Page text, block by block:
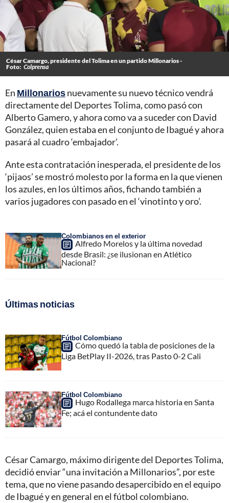
César Camargo, presidente del Tolima en un partido Millonarios -
Foto: Colprensa
En Millonariosnuevamente su nuevo técnico vendrá
directamente del Deportes Tolima, como pasó con
Alberto Gamero, y ahora como va a suceder con David
González, quien estaba en el conjunto de Ibagué y ahora
pasará al cuadro ‘embajador’.
Ante esta contratación inesperada, el presidente de los
‘pijaos’ se mostró molesto por la forma en la que vienen
los azules, en los últimos años, fichando también a
varios jugadores con pasado en el ‘vinotinto y oro’.
Colombianos en el exterior
Alfredo Morelos y la última novedad
desde Brasil: ¿se ilusionan en Atlético
Nacional?
Últimas noticias
Fútbol Colombiano
Cómo quedó la tabla de posiciones de la
Liga BetPlay II-2026, tras Pasto 0-2 Cali
Fútbol Colombiano
Hugo Rodallega marca historia en Santa
Fe; acá el contundente dato
César Camargo, máximo dirigente del Deportes Tolima,
decidió enviar “una invitación a Millonarios”, por este
tema, que no viene pasando desapercibido en el equipo
de Ibagué y en general en el fútbol colombiano.